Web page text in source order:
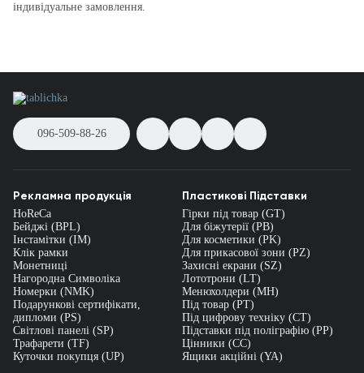
індивідуальне замовлення.
096-509-88-26
Рекламна продукція
HoReCa
Бейджі (BPL)
Інстамітки (IM)
Клік рамки
Монетниці
Нагородна Символіка
Номерки (NMK)
Подарункові сертифікати,
дипломи (PS)
Світлові панелі (SP)
Трафарети (TF)
Куточки покупця (UP)
Пластикові Підставки
Гірки під товар (GT)
Для біжутерії (PB)
Для косметики (PK)
Для прикасової зони (PZ)
Захисні екрани (SZ)
Лототрони (LT)
Менюхолдери (MH)
Під товар (PT)
Під цифрову техніку (CT)
Підставки під поліграфію (PP)
Цінники (СС)
Ящики акційні (YA)